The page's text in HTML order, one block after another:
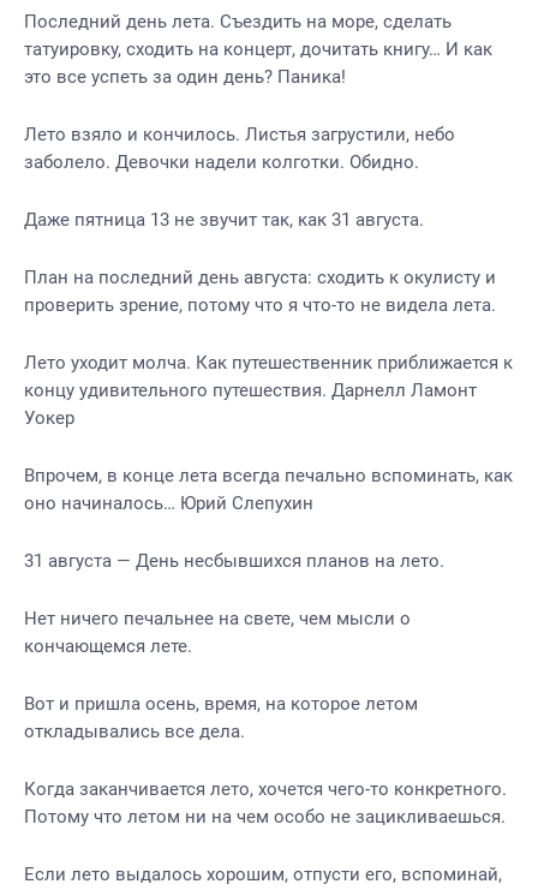
Последний день лета. Съездить на море, сделать
татуировку, сходить на концерт, дочитать книгу… И как
это все успеть за один день? Паника!
Лето взяло и кончилось. Листья загрустили, небо
заболело. Девочки надели колготки. Обидно.
Даже пятница 13 не звучит так, как 31 августа.
План на последний день августа: сходить к окулисту и
проверить зрение, потому что я что-то не видела лета.
Лето уходит молча. Как путешественник приближается к
концу удивительного путешествия. Дарнелл Ламонт
Уокер
Впрочем, в конце лета всегда печально вспоминать, как
оно начиналось… Юрий Слепухин
31 августа — День несбывшихся планов на лето.
Нет ничего печальнее на свете, чем мысли о
кончающемся лете.
Вот и пришла осень, время, на которое летом
откладывались все дела.
Когда заканчивается лето, хочется чего-то конкретного.
Потому что летом ни на чем особо не зацикливаешься.
Если лето выдалось хорошим, отпусти его, вспоминай,